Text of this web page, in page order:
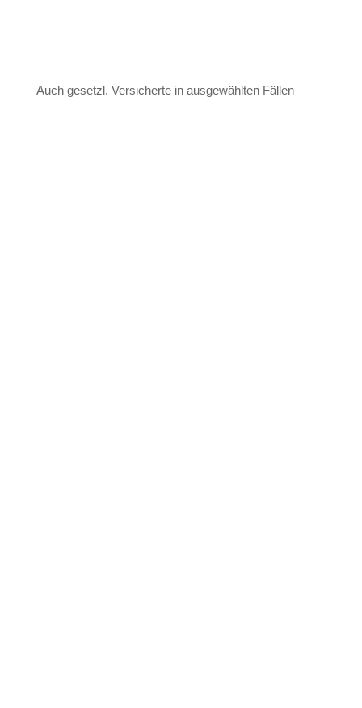
Auch gesetzl. Versicherte in ausgewählten Fällen